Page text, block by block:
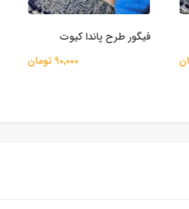
فیگور طرح پاندا کیوت
90,000 تومان